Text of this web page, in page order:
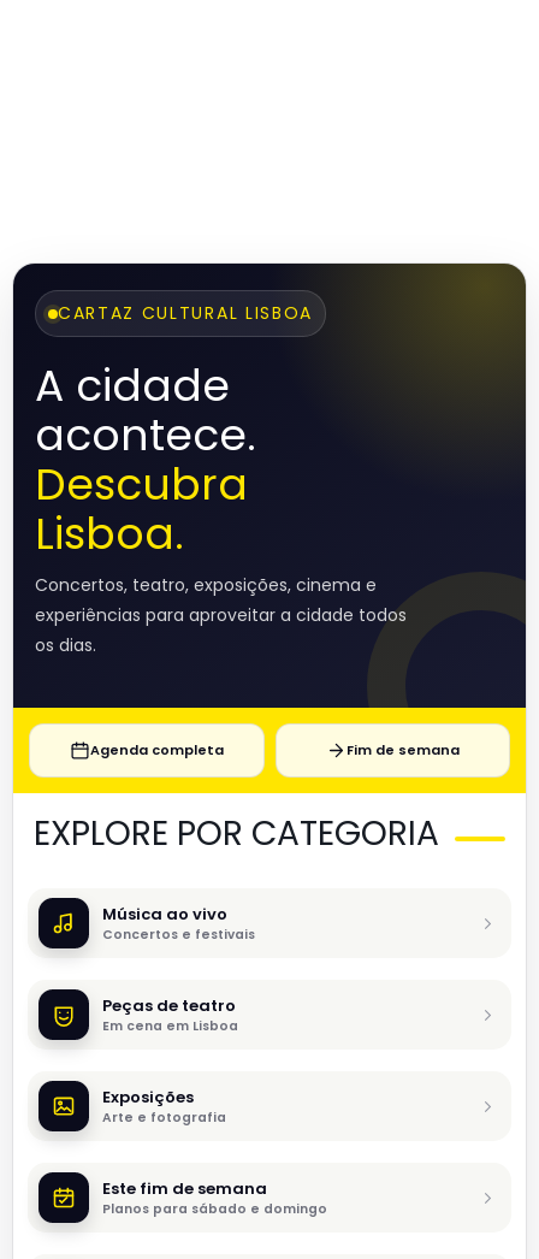
CARTAZ CULTURAL LISBOA
A cidade
acontece.
Descubra
Lisboa.
Concertos, teatro, exposições, cinema e
experiências para aproveitar a cidade todos
os dias.
Agenda completa Fim de semana
EXPLORE POR CATEGORIA
Música ao vivo
Concertos e festivais
Peças de teatro
Em cena em Lisboa
Exposições
Arte e fotografia
Este fim de semana
Planos para sábado e domingo